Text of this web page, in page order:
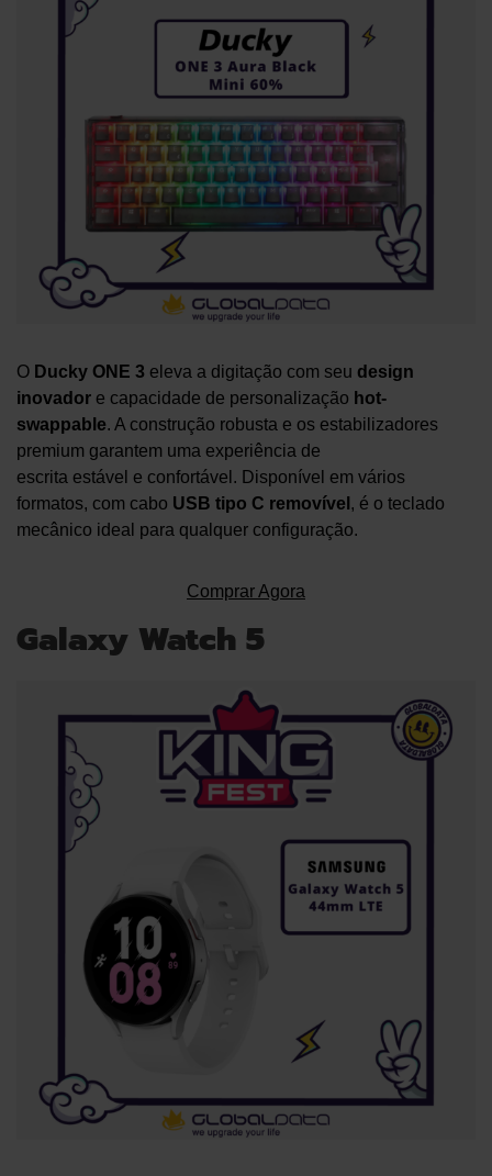
O Ducky ONE 3 eleva a digitação com seu design
inovador e capacidade de personalização hot-
swappable. A construção robusta e os estabilizadores
premium garantem uma experiência de
escrita estável e confortável. Disponível em vários
formatos, com cabo USB tipo C removível , é o teclado
mecânico ideal para qualquer configuração.
Comprar Agora
Galaxy Watch 5